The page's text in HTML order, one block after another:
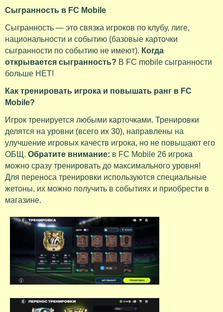
Сыгранность в FC Mobile
Сыгранность — это связка игроков по клубу, лиге,
национальности и событию (базовые карточки
сыгранности по событию не имеют). Когда
открывается сыгранность? В FC mobile сыгранности
больше НЕТ!
Как тренировать игрока и повышать ранг в FC
Mobile?
Игрок тренируется любыми карточками. Тренировки
делятся на уровни (всего их 30), направлены на
улучшение игровых качеств игрока, но не повышают его
ОБЩ. Обратите внимание: в FC Mobile 26 игрока
можно сразу тренировать до максимального уровня!
Для переноса тренировки используются специальные
жетоны, их можно получить в событиях и приобрести в
магазине.